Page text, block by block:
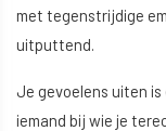
met tegenstrijdige
uitputtend.
Je gevoelens uiten
iemand bij wie je